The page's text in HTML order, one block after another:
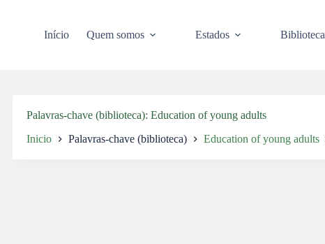
Início Quem somos Estados Biblioteca
Palavras-chave (biblioteca) Education of young adults
Inicio Palavras-chave (biblioteca) Education of young adults